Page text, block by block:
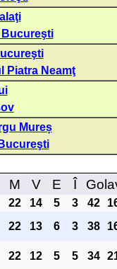
Bucureşti
Piatra Neamţ
Mureș
M V E Î
22 14 5 3 42
22 13 6 3 38
22 12 5 5 34